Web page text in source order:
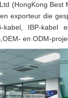
(HongKong
exporteur die
kabel, IBP-kabel
en ODM-